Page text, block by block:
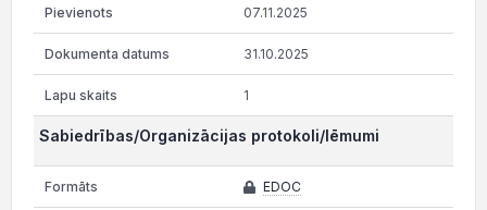
07.11.2025
31.10.2025
1
Sabiedrības/Organizācijas protokoli/lēmumi
EDOC